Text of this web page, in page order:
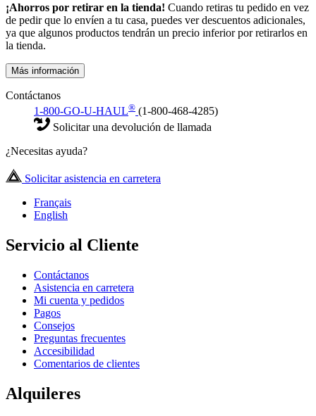
¡Ahorros por retirar en la tienda! Cuando retiras tu pedido en vez
de pedir que lo envíen a tu casa, puedes ver descuentos adicionales,
ya que algunos productos tendrán un precio inferior por retirarlos en
la tienda.
Más información
Contáctanos
1-800-GO-U-HAUL® (1-800-468-4285)
Solicitar una devolución de llamada
¿Necesitas ayuda?
Solicitar asistencia en carretera
Français
English
Servicio al Cliente
Contáctanos
Asistencia en carretera
Mi cuenta y pedidos
Pagos
Consejos
Preguntas frecuentes
Accesibilidad
Comentarios de clientes
Alquileres